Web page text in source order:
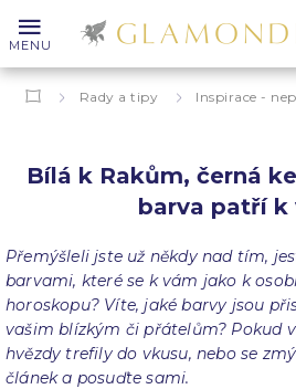
MENU
Rady a tipy Inspirace -
Bílá k Rakům, černá
barva patří k
Přemýšleli jste už někdy nad tím,
barvami, které se k vám jako k
horoskopu? Víte, jaké barvy jsou
vašim blízkým či přátelům? Pokud
hvězdy trefily do vkusu, nebo se
článek a posuďte sami.